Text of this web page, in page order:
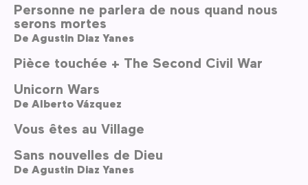
Personne ne parlera de nous quand nous
serons mortes
De Agustin Diaz Yanes
Pièce touchée + The Second Civil War
Unicorn Wars
De Alberto Vázquez
Vous êtes au Village
Sans nouvelles de Dieu
De Agustin Diaz Yanes